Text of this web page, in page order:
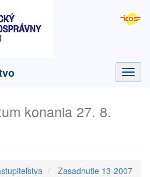
konania 27. 8.
Zasadnutie 13-2007